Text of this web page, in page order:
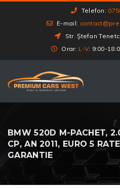
Telefon:
E-mail:
Str. Ștefan
Orar: L-V: 9:00-
BMW 520D M-PACHET,
CP, AN 2011, EURO 5
GARANTIE